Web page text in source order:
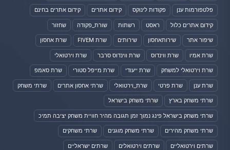
פלטפורמות ענן פקודות לינוקס קידום אתרים קידום אתרים בחינם
קידום אתרים כלול ראסט רשתות שורת_פקודה שחזור
שיפור אתר שירותאחסון שירותים שרת FIVEM שרת אחסון
שרת אמיו שרת ווינדוס שרת ווינדוס סרבר שרת וירטואלי
שרת וירטואלי למשחק שרת ייעודי שרת מייפל סטורי שרת סאמפ
שרת ענן שרת פרטי שרת_וירטואלי שרתי אחסון אתרים שרתי משחק
שרתי משחק בארץ שרתי משחק בישראל
שרתי משחק בישראל פינג נמוך זמן תגובה מהיר חוויית משחק יציבה תמיכ
שרתי משחק מהירים שרתי משחק מוגנים שרתי משחקים
שרתים וירטואליים שרתים וירטואלים שרתים ישראליים